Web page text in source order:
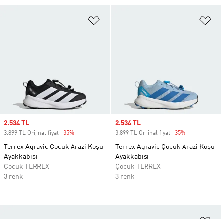
Sale price
2.534 TL
3.899 TL Orijinal fiyat -35%
Terrex Agravic Çocuk Arazi Koşu
Ayakkabısı
Çocuk TERREX
3 renk
Sale price
2.534 TL
3.899 TL Orijinal fiyat -35%
Terrex Agravic Çocuk Arazi Koşu
Ayakkabısı
Çocuk TERREX
3 renk